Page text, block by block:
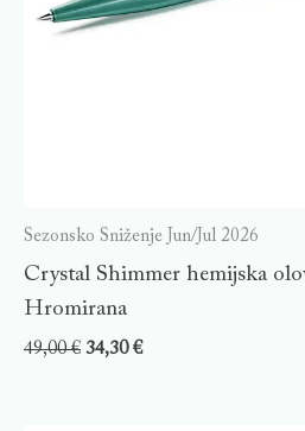
Sezonsko Sniženje Jun/Jul 2026
Crystal Shimmer hemijska
Hromirana
49,00€ 34,30€